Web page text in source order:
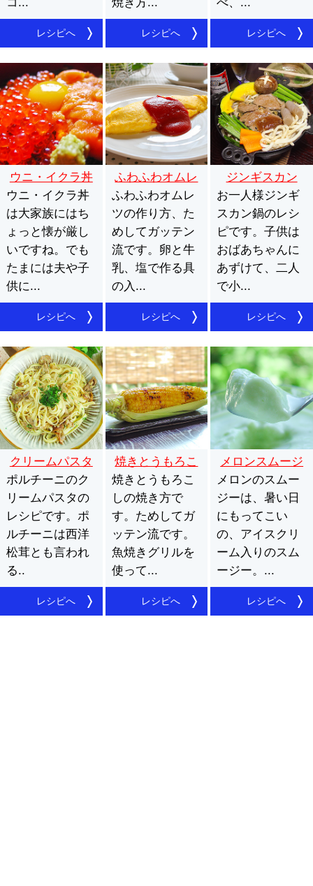
レシピへ レシピへ レシピへ
ウニ・イクラ丼
ウニ・イクラ丼
は大家族にはち
ょっと懐が厳し
いですね。でも
たまには夫や子
供に...
レシピへ
ふわふわオムレ
ツ
ふわふわオムレ
ツの作り方、た
めしてガッテン
流です。卵と牛
乳、塩で作る具
の入...
レシピへ
ジンギスカン
（一人鍋）
お一人様ジンギ
スカン鍋のレシ
ピです。子供は
おばあちゃんに
あずけて、二人
で小...
レシピへ
クリームパスタ
ポルチーニのク
リームパスタの
レシピです。ポ
ルチーニは西洋
松茸とも言われ
る..
レシピへ
焼きとうもろこ
し
焼きとうもろこ
しの焼き方で
す。ためしてガ
ッテン流です。
魚焼きグリルを
使って...
レシピへ
メロンスムージ
ー
メロンのスムー
ジーは、暑い日
にもってこい
の、アイスクリ
ーム入りのスム
ージー。...
レシピへ